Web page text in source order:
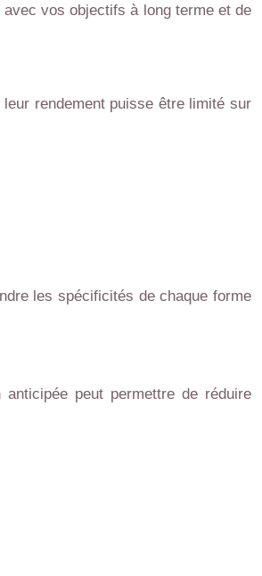
vos objectifs à long terme et de
rendement puisse être limité sur
les spécificités de chaque forme
peut permettre de réduire